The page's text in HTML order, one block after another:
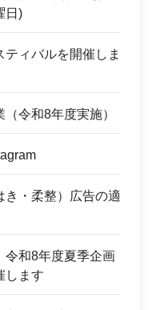
日)
ィバルを開催しま
令和8年度実施）
き・柔整）広告の適
和8年度夏季企画
します